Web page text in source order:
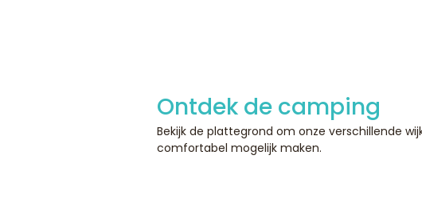
Ontdek de camping
Bekijk de plattegrond om onze verschillende
comfortabel mogelijk maken.